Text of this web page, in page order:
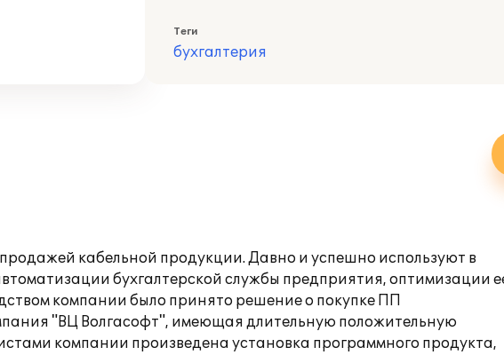
Теги
бухгалтерия
кабельной продукции. Давно и успешно используют в
бухгалтерской службы предприятия, оптимизации
компании было принято решение о покупке ПП
"ВЦ Волгасофт", имеющая длительную положительную
компании произведена установка программного продукта,